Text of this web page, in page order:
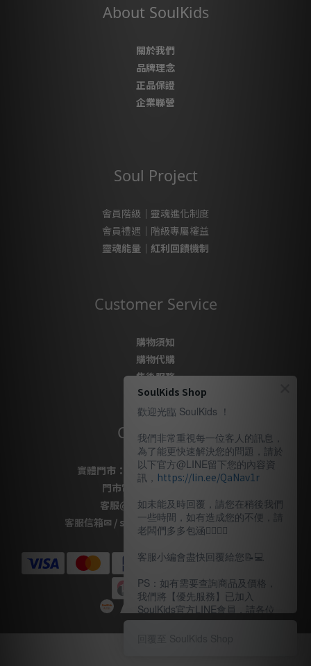
About SoulKids
關於我們
品牌理念
正品保證
企業聯營
Soul Project
會員階級｜靈魂進化制度
會員禮遇｜階級專屬權益
靈魂能量｜紅利回饋機制
Customer Service
購物須知
購物代購
售後服務
隱私政策
Contact Us
實體門市：
桃園市桃園區復興路69號
門市電話
03-337-1777
客服@LINE：＠soulkids
客服信箱✉ / shopsoulkids@gmail.com
SoulKids Shop
歡迎光臨 SoulKids ！
我們非常重視每一位客人的訊息，
為了能更快速解決您的問題，請於
以下官方@LINE留下您的內容資
訊， https://lin.ee/QaNav1r
如未能及時回覆，請您在稍後我們
一些時間，如有造成您的不便，請
老闆們多多包涵🙇🏽‍🙇‍♀️
客服小編會盡快回覆給您📝💻️
PS：如有需要查詢商品及價格，
我們將【優先服務】已加入
SoulKids官方LINE會員，請各位
老闆多多諒解。